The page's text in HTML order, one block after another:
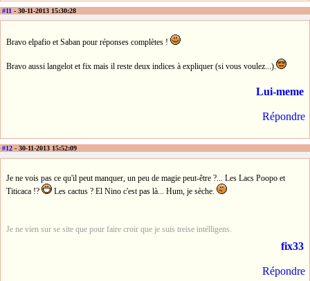
#11 - 30-11-2013 15:30:28
Bravo elpafio et Saban pour réponses complètes !
Bravo aussi langelot et fix mais il reste deux indices à expliquer (si vous voulez...).
Lui-meme
Répondre
#12 - 30-11-2013 15:52:09
Je ne vois pas ce qu'il peut manquer, un peu de magie peut-être ?... Les Lacs Poopo et
Titicaca !?
Les cactus ? El Nino c'est pas là... Hum, je sèche.
Je ne vien sur se site que pour faire croir que je suis treise intélligens.
fix33
Répondre